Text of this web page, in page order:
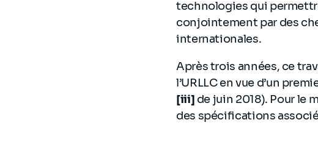
technologies qui
conjointement par des
internationales.
Après trois années, ce
l’URLLC en vue d’un
[iii] de juin 2018). Pour le
des spécifications